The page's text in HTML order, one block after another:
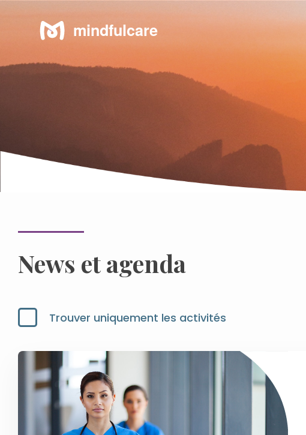
mindfulcare
News et agenda
Trouver uniquement les activités